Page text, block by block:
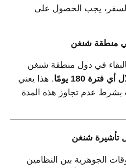
السفر، يجب الحصول على
في دول منطقة شنغن
. هذا يعني
بشرط عدم تجاوز هذه المدة
الجوهرية بين النظامين